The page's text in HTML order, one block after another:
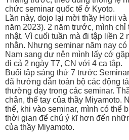
chức seminar quốc tế ở Kyoto.
Lần này, dojo lại mời thầy Horii
năm 2023). 2 năm trước, mình chỉ
nhật. Vì cuối tuần mà đi tập liền 2
nhằn. Nhưng seminar năm nay
Nam sang dự nên mình lấy cớ
đi cả 2 ngày T7, CN với 4 ca tập.
Buổi tập sáng thứ 7 trước
đã hướng dẫn toàn bộ các động
thường dạy trong các seminar.
chân, thế tay của thầy
thế, khi vào seminar, mình có thể
thời gian để chú ý kĩ hơn đến
của thầy Miyamoto.